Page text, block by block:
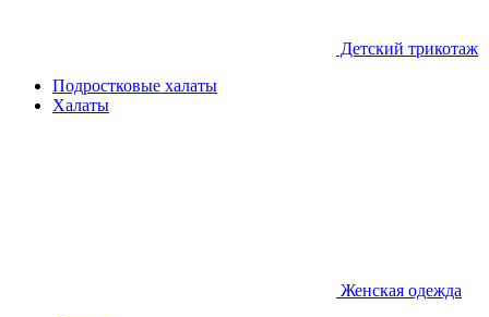
Детcкий трикотаж
Подростковые халаты
Халаты
Женская одежда